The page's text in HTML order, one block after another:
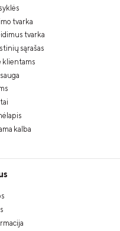
tvarka
tvarka
sąrašas
klientams
kalba